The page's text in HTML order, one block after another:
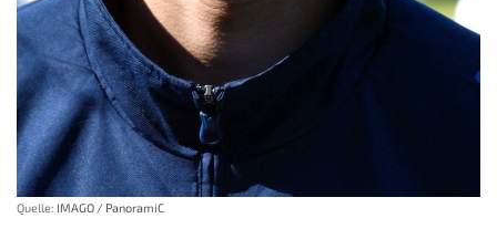
Quelle: IMAGO / PanoramiC